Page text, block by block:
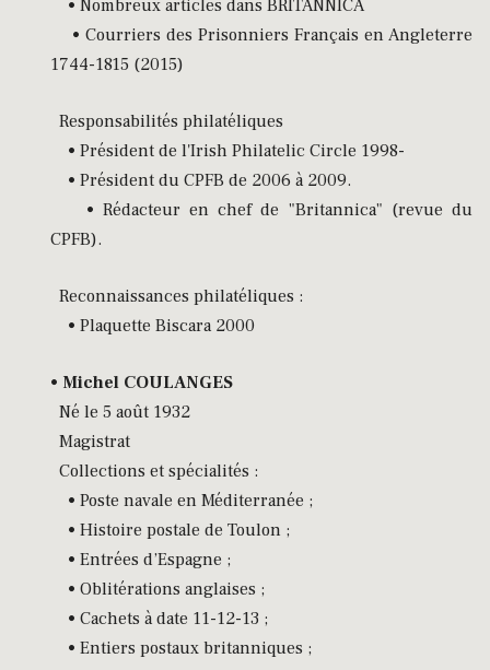
• Nombreux articles dans BRITANNICA
• Courriers des Prisonniers Français en Angleterre
1744-1815 (2015)
Responsabilités philatéliques
• Président de l'Irish Philatelic Circle 1998-
• Président du CPFB de 2006 à 2009.
• Rédacteur en chef de "Britannica" (revue du
CPFB).
Reconnaissances philatéliques :
• Plaquette Biscara 2000
• Michel COULANGES
Né le 5 août 1932
Magistrat
Collections et spécialités :
• Poste navale en Méditerranée ;
• Histoire postale de Toulon ;
• Entrées d’Espagne ;
• Oblitérations anglaises ;
• Cachets à date 11-12-13 ;
• Entiers postaux britanniques ;